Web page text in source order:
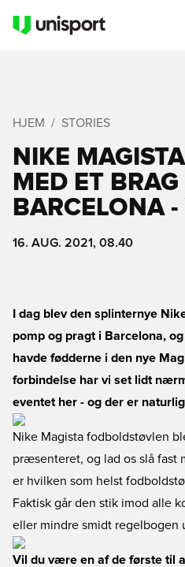
HJEM STORIES
NIKE
MED ET BRAG I
BARCELONA
16. AUG. 2021, 08.40
I dag blev den splinternye
pomp og pragt i Barcelona,
havde fødderne i den nye
forbindelse har vi set lidt
eventet her - og der er
Nike Magista fodboldstøvlen
præsenteret, og lad os slå fast
er hvilken som helst
Faktisk går den stik imod alle
eller mindre smidt regelbogen
Vil du være en af de første til